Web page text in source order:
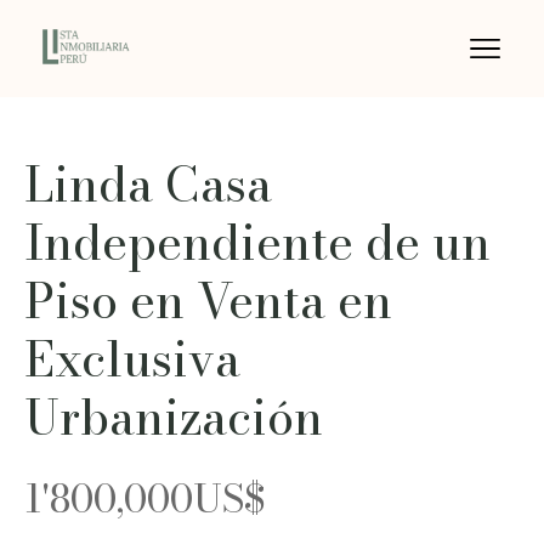
Linda Casa
Independiente de un
Piso en Venta en
Exclusiva
Urbanización
1'800,000US$